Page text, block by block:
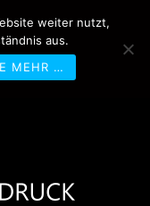
1 - 5 60314
weiter nutzt,
aus.
MEHR …